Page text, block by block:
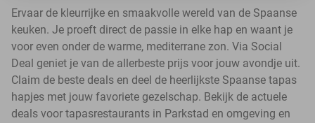
Ervaar de kleurrijke en smaakvolle wereld van de Spaanse
keuken. Je proeft direct de passie in elke hap en waant je
voor even onder de warme, mediterrane zon. Via Social
Deal geniet je van de allerbeste prijs voor jouw avondje uit.
Claim de beste deals en deel de heerlijkste Spaanse tapas
hapjes met jouw favoriete gezelschap. Bekijk de actuele
deals voor tapasrestaurants in Parkstad en omgeving en